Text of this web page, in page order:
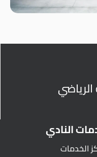
النادي
الخدمات